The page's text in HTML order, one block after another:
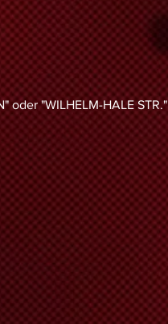
oder "WILHELM-HALE STR."